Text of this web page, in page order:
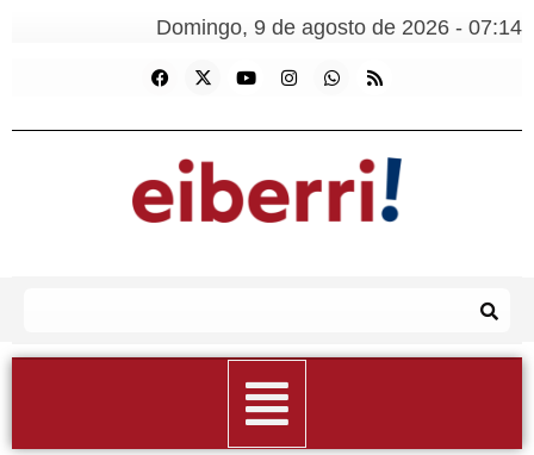
Domingo, 9 de agosto de 2026 - 07:14